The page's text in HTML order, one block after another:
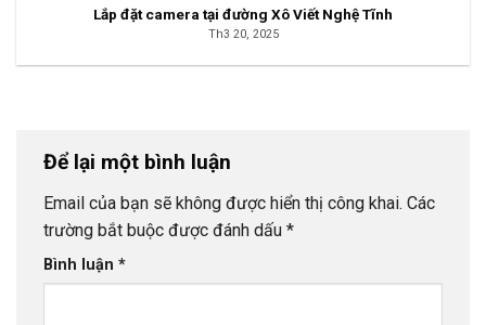
Lắp đặt camera tại đường Xô Viết Nghệ Tĩnh
Th3 20, 2025
Để lại một bình luận
Email của bạn sẽ không được hiển thị công khai. Các
trường bắt buộc được đánh dấu *
Bình luận *